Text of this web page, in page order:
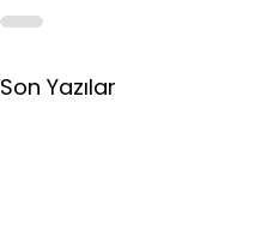
Son Yazılar